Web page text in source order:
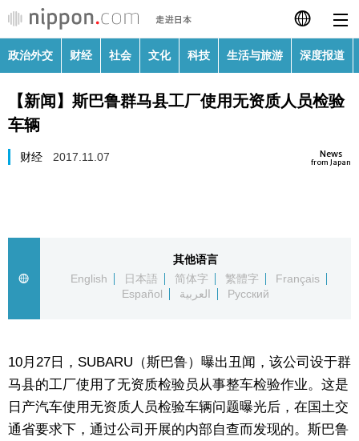
日本語
English
政治外交
生活与旅游
深度报道
政治外交 财经 社会 文化 科技 生活与旅游 深度报道
【新闻】斯巴鲁群马县工厂使用无资质人员检验
车辆
News
from Japan
财经 2017.11.07
其他语言
English
日本語 简体字 繁體字
Français
Español
العربية Русский
10月27日，SUBARU（斯巴鲁）曝出丑闻，该公司设于群
马县的工厂使用了无资质检验员从事整车检验作业。这是
日产汽车使用无资质人员检验车辆问题曝光后，在国土交
通省要求下，通过公司开展的内部自查而发现的。斯巴鲁